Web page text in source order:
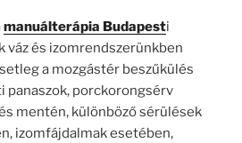
manuálterápia Budapesti
váz és izomrendszerünkben
a mozgástér beszűkülés
panaszok, porckorongsérv
mentén, különböző sérülések
izomfájdalmak esetében,